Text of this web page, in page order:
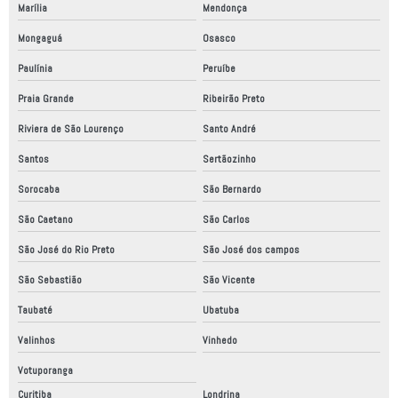
Robô fábrica industrial
Robo industrial a venda
Robô scara
Robôs colaborativos
Robótica industrial
Robótica industrial alimentos
Robotização industrial
Serviço de automação industrial
Serviço de automação industrial em sp
Marília Mendonça
Mongaguá Osasco
Paulínia Peruíbe
Praia Grande Ribeirão Preto
Riviera de São Lourenço Santo André
Santos Sertãozinho
Sorocaba São Bernardo
São Caetano São Carlos
São José do Rio Preto São José dos campos
São Sebastião São Vicente
Taubaté Ubatuba
Valinhos Vinhedo
Votuporanga
Curitiba
Londrina